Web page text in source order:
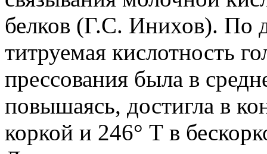
белков (Г.С. Инихов). По
титруемая кислотность
прессования была в
повышаясь, достигла в
коркой и 246° Т в